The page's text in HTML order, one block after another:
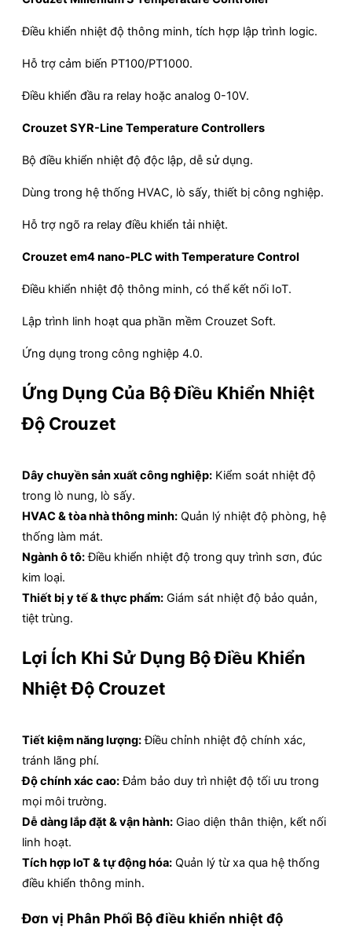
Điều khiển nhiệt độ thông minh, tích hợp lập trình logic.
Hỗ trợ cảm biến PT100/PT1000.
Điều khiển đầu ra relay hoặc analog 0-10V.
Crouzet SYR-Line Temperature Controllers
Bộ điều khiển nhiệt độ độc lập, dễ sử dụng.
Dùng trong hệ thống HVAC, lò sấy, thiết bị công nghiệp.
Hỗ trợ ngõ ra relay điều khiển tải nhiệt.
Crouzet em4 nano-PLC with Temperature Control
Điều khiển nhiệt độ thông minh, có thể kết nối IoT.
Lập trình linh hoạt qua phần mềm Crouzet Soft.
Ứng dụng trong công nghiệp 4.0.
Ứng Dụng Của Bộ Điều Khiển Nhiệt
Độ Crouzet
Dây chuyền sản xuất công nghiệp: Kiểm soát nhiệt độ
trong lò nung, lò sấy.
HVAC & tòa nhà thông minh: Quản lý nhiệt độ phòng, hệ
thống làm mát.
Ngành ô tô:Điều khiển nhiệt độ trong quy trình sơn, đúc
kim loại.
Thiết bị y tế & thực phẩm: Giám sát nhiệt độ bảo quản,
tiệt trùng.
Lợi Ích Khi Sử Dụng Bộ Điều Khiển
Nhiệt Độ Crouzet
Tiết kiệm năng lượng:Điều chỉnh nhiệt độ chính xác,
tránh lãng phí.
Độ chính xác cao:Đảm bảo duy trì nhiệt độ tối ưu trong
mọi môi trường.
Dễ dàng lắp đặt & vận hành: Giao diện thân thiện, kết nối
linh hoạt.
Tích hợp IoT & tự động hóa: Quản lý từ xa qua hệ thống
điều khiển thông minh.
Đơn vị Phân Phối Bộ điều khiển nhiệt độ